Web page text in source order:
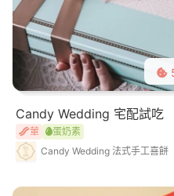
Candy Wedding 宅配試吃
葷
蛋奶素
Candy Wedding 法式手工喜餅